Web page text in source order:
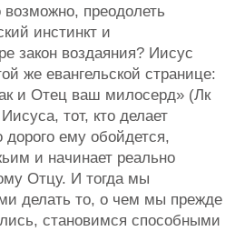
преодолеть
инстинкт и
закон воздаяния? Иисус
же евангельской странице:
и Отец ваш милосерд» (Лк
тот, кто делает
ему обойдется,
и начинает реально
Отцу. И тогда мы
делать то, о чем мы прежде
становимся способными